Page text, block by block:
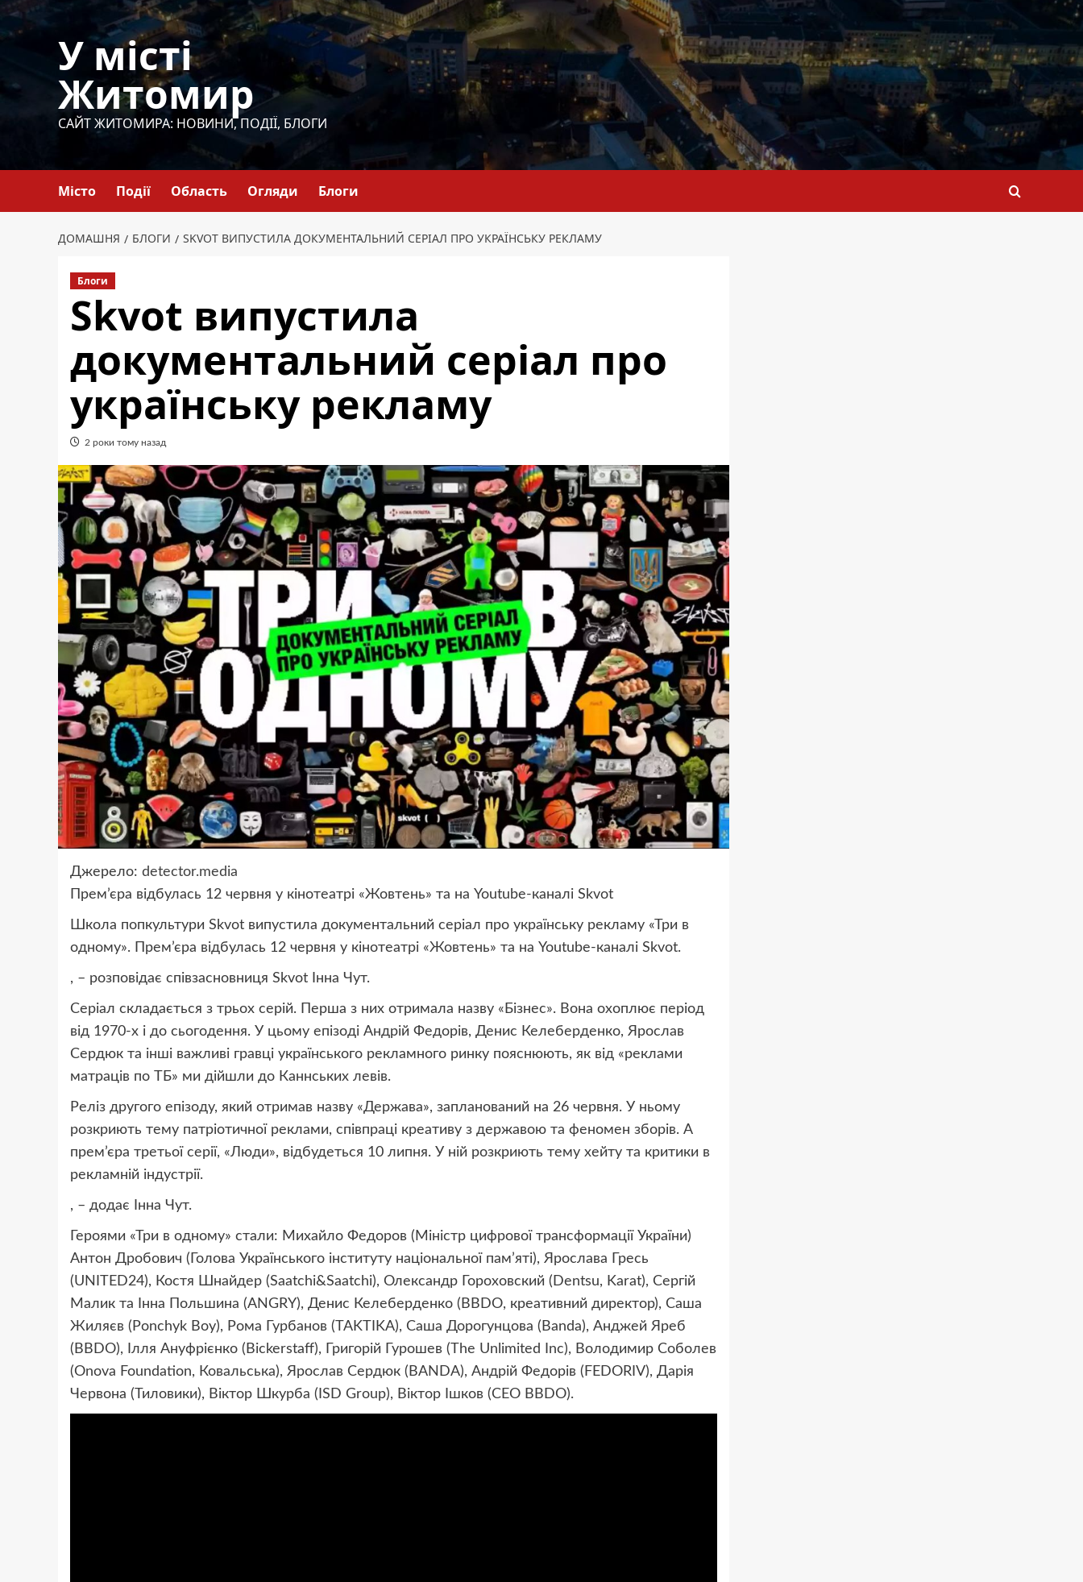
Перейти
У місті
Житомир
САЙТ ЖИТОМИРА: НОВИНИ, ПОДІЇ, БЛОГИ
Місто Події Область Огляди Блоги
ДОМАШНЯ БЛОГИ SKVOT ВИПУСТИЛА ДОКУМЕНТАЛЬНИЙ СЕРІАЛ ПРО УКРАЇНСЬКУ РЕКЛАМУ
Блоги
Skvot випустила
документальний серіал про
українську рекламу
2 роки тому назад
Джерело: detector.media
Прем’єра відбулась 12 червня у кінотеатрі «Жовтень» та на Youtube-каналі Skvot
Школа попкультури Skvot випустила документальний серіал про українську рекламу «Три в
одному». Прем’єра відбулась 12 червня у кінотеатрі «Жовтень» та на Youtube-каналі Skvot.
, – розповідає співзасновниця Skvot Інна Чут.
Серіал складається з трьох серій. Перша з них отримала назву «Бізнес». Вона охоплює період
від 1970-х і до сьогодення. У цьому епізоді Андрій Федорів, Денис Келеберденко, Ярослав
Сердюк та інші важливі гравці українського рекламного ринку пояснюють, як від «реклами
матраців по ТБ» ми дійшли до Каннських левів.
Реліз другого епізоду, який отримав назву «Держава», запланований на 26 червня. У ньому
розкриють тему патріотичної реклами, співпраці креативу з державою та феномен зборів. А
прем’єра третьої серії, «Люди», відбудеться 10 липня. У ній розкриють тему хейту та критики в
рекламній індустрії.
, – додає Інна Чут.
Героями «Три в одному» стали: Михайло Федоров (Міністр цифрової трансформації України)
Антон Дробович (Голова Українського інституту національної пам’яті), Ярослава Гресь
(UNITED24), Костя Шнайдер (Saatchi&Saatchi), Олександр Гороховский (Dentsu, Karat), Сергій
Малик та Інна Польшина (ANGRY), Денис Келеберденко (BBDO, креативний директор), Саша
Жиляєв (Ponchyk Boy), Рома Гурбанов (TAKTIKA), Саша Дорогунцова (Banda), Анджей Яреб
(BBDO), Ілля Ануфрієнко (Bickerstaff), Григорій Гурошев (The Unlimited Inc), Володимир Соболев
(Onova Foundation, Ковальська), Ярослав Сердюк (BANDA), Андрій Федорів (FEDORIV), Дарія
Червона (Тиловики), Віктор Шкурба (ISD Group), Віктор Ішков (CEO BBDO).